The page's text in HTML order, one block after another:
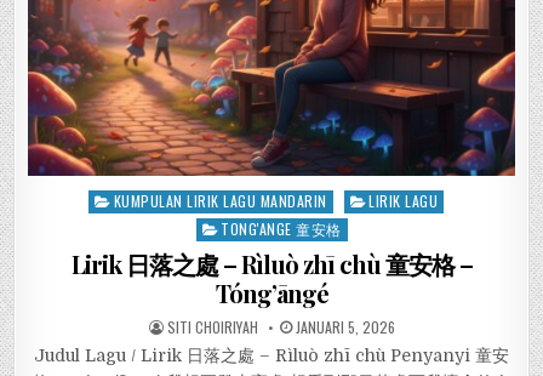
Posted
KUMPULAN LIRIK LAGU MANDARIN
LIRIK LAGU
TONG'ANGE 童安格
Lirik 日落之處 – Rìluò zhī chù 童安格 –
Tóng’āngé
SITI CHOIRIYAH JANUARI 5, 2026
Judul Lagu / Lirik 日落之處 – Rìluò zhī chù Penyanyi 童安